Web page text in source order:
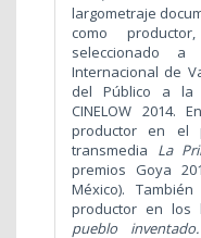
largometraje
como
seleccionado
Internacional de
del Público a la
CINELOW 2014.
productor en el
transmedia La
premios Goya
México).
productor en los
pueblo